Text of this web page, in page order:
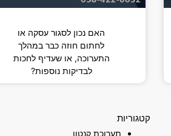
האם נכון לסגור עסקה או
לחתום חוזה כבר במהלך
התערוכה, או שעדיף לחכות
לבדיקות נוספות?
קטגוריות
תערוכת קנטון